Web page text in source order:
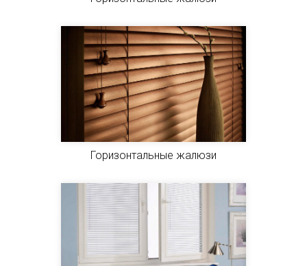
Горизонтальные жалюзи